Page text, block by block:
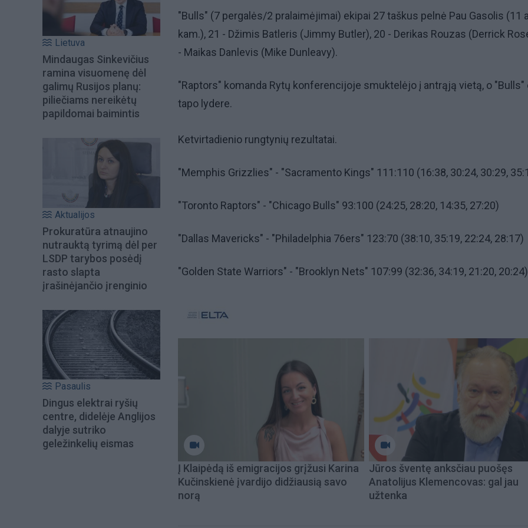
Lietuva
Mindaugas Sinkevičius
ramina visuomenę dėl
galimų Rusijos planų:
piliečiams nereikėtų
papildomai baimintis
Aktualijos
Prokuratūra atnaujino
nutrauktą tyrimą dėl per
LSDP tarybos posėdį
rasto slapta
įrašinėjančio įrenginio
Pasaulis
Dingus elektrai ryšių
centre, didelėje Anglijos
dalyje sutriko
geležinkelių eismas
"Bulls" (7 pergalės/2 pralaimėjimai) ekipai 27 taškus pelnė Pau Gasolis (11
kam.), 21 - Džimis Batleris (Jimmy Butler), 20 - Derikas Rouzas (Derrick
- Maikas Danlevis (Mike Dunleavy).
"Raptors" komanda Rytų konferencijoje smuktelėjo į antrąją vietą, o "Bulls"
tapo lydere.
Ketvirtadienio rungtynių rezultatai.
"Memphis Grizzlies" - "Sacramento Kings" 111:110 (16:38, 30:24, 30:29,
"Toronto Raptors" - "Chicago Bulls" 93:100 (24:25, 28:20, 14:35, 27:20)
"Dallas Mavericks" - "Philadelphia 76ers" 123:70 (38:10, 35:19, 22:24, 28:17)
"Golden State Warriors" - "Brooklyn Nets" 107:99 (32:36, 34:19, 21:20,
Į Klaipėdą iš emigracijos grįžusi Karina
Kučinskienė įvardijo didžiausią savo
norą
Jūros šventę anksčiau puošęs
Anatolijus Klemencovas: gal jau
užtenka